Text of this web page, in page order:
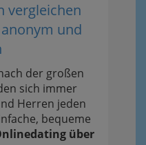
vergleichen
und
der großen
sich immer
Herren jeden
bequeme
über